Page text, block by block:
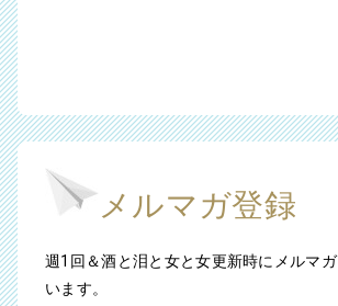
メルマガ登録
週1回＆酒と泪と女と女更新時にメルマ
います。